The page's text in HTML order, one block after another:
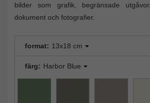
bilder som grafik, begränsade utgåvor,
dokument och fotografier.
format: 13x18 cm
färg: Harbor Blue